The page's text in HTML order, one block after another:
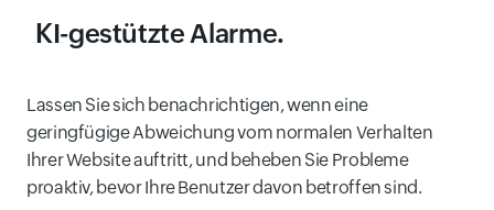
KI-gestützte Alarme.
Lassen Sie sich benachrichtigen, wenn eine
geringfügige Abweichung vom normalen Verhalten
Ihrer Website auftritt, und beheben Sie Probleme
proaktiv, bevor Ihre Benutzer davon betroffen sind.